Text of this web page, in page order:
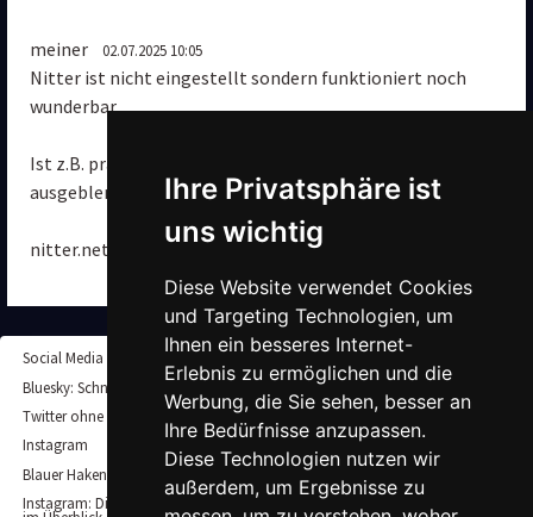
Ihre Privatsphäre ist
uns wichtig
Diese Website verwendet Cookies
und Targeting Technologien, um
Ihnen ein besseres Internet-
Erlebnis zu ermöglichen und die
Werbung, die Sie sehen, besser an
Ihre Bedürfnisse anzupassen.
Diese Technologien nutzen wir
außerdem, um Ergebnisse zu
meiner 02.07.2025 10:05
Nitter ist nicht eingestellt sondern funktioniert noch
wunderbar.
Ist z.B. praktisch, um sich vom Post-Starter
ausgeblendete Kommentare anzusehen.
nitter.net
Auf Kommentar antworten
Social Media
Bluesky: Schnell und einfach Accounts finden
Twitter ohne Account nutzen – so klappt es noch immer
Instagram
Blauer Haken bei Instagram: So erhält man den verifizierten Account
Instagram: Die aktuellen Post-Formate und Bildgrößen für Posts und Story